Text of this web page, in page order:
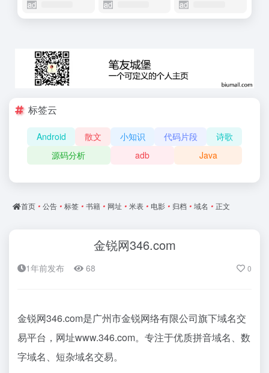
标签云
Android 散文 小知识 代码片段
诗歌
源码分析
adb Java
首页 • 公告 • 标签 • 书籍 • 网址 • 米表 • 电影 • 归档 • 域名 • 正文
金锐网346.com
1年前发布 68 0
金锐网346.com是广州市金锐网络有限公司旗下域名交
易平台，网址www.346.com。专注于优质拼音域名、数
字域名、短杂域名交易。